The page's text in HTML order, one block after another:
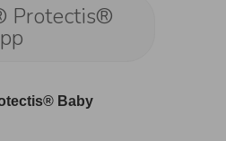
Protectis®
Baby